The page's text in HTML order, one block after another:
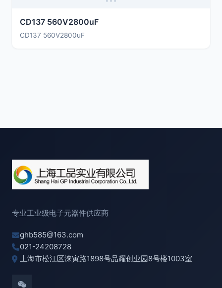
CD137 560V2800uF
CD137 560V2800uF
专业工业级电子元器件供应商
ghb585@163.com
021-24208728
上海市松江区涞寅路1898号品耀创业园8号楼1003室